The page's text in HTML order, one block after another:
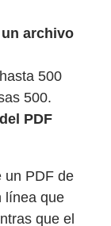
archivo
500
500.
PDF
un PDF de
línea que
que el